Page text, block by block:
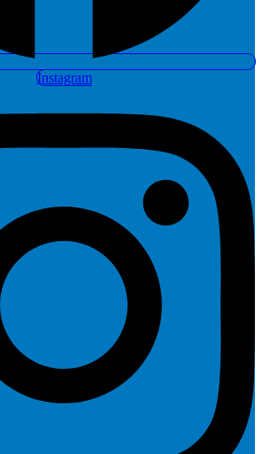
Instagram